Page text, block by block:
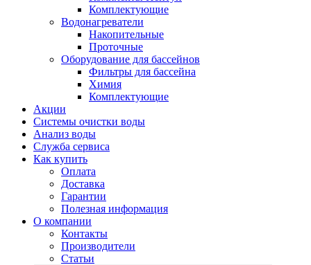
Комплектующие
Водонагреватели
Накопительные
Проточные
Оборудование для бассейнов
Фильтры для бассейна
Химия
Комплектующие
Акции
Системы очистки воды
Анализ воды
Служба сервиса
Как купить
Оплата
Доставка
Гарантии
Полезная информация
О компании
Контакты
Производители
Статьи